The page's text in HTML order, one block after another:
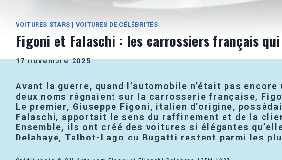
VOITURES STARS | VOITURES DE CÉLÉBRITÉS
Figoni et Falaschi : les carrossiers français
17 novembre 2025
Avant la guerre, quand l’automobile n’était pas
deux noms régnaient sur la carrosserie française,
Le premier, Giuseppe Figoni, italien d’origine,
Falaschi, apportait le sens du raffinement et de la
Ensemble, ils ont créé des voitures si élégantes
Delahaye, Talbot-Lago ou Bugatti restent parmi les